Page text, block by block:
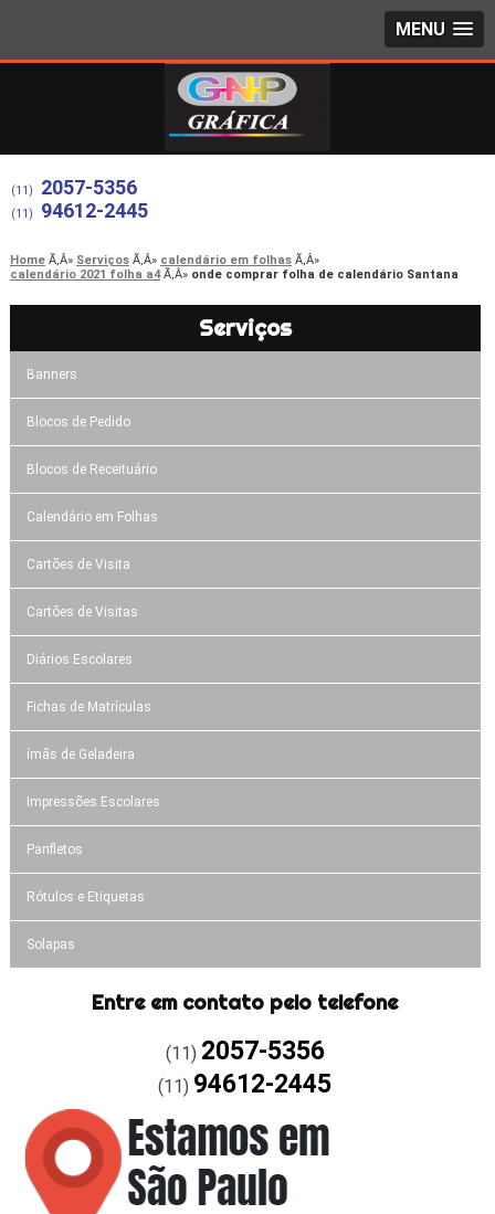
MENU
(11) 2057-5356
(11) 94612-2445
Home Serviços
calendário em folhas
calendário 2021 folha a4
onde comprar folha de calendário Santana
Serviços
Banners
Blocos de Pedido
Blocos de Receituário
Calendário em Folhas
Cartões de Visita
Cartões de Visitas
Diários Escolares
Fichas de Matrículas
ímãs de Geladeira
Impressões Escolares
Panfletos
Rótulos e Etiquetas
Solapas
Entre em contato pelo telefone
(11) 2057-5356
(11) 94612-2445